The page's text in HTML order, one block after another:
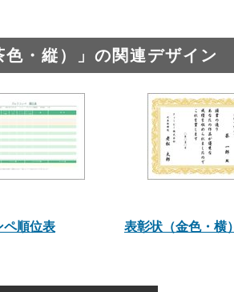
色・縦）」の関連デザイン
ペ順位表 表彰状（金色・横）